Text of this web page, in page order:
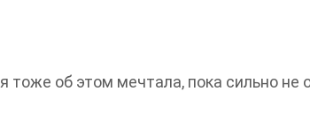
об этом мечтала, пока сильно не